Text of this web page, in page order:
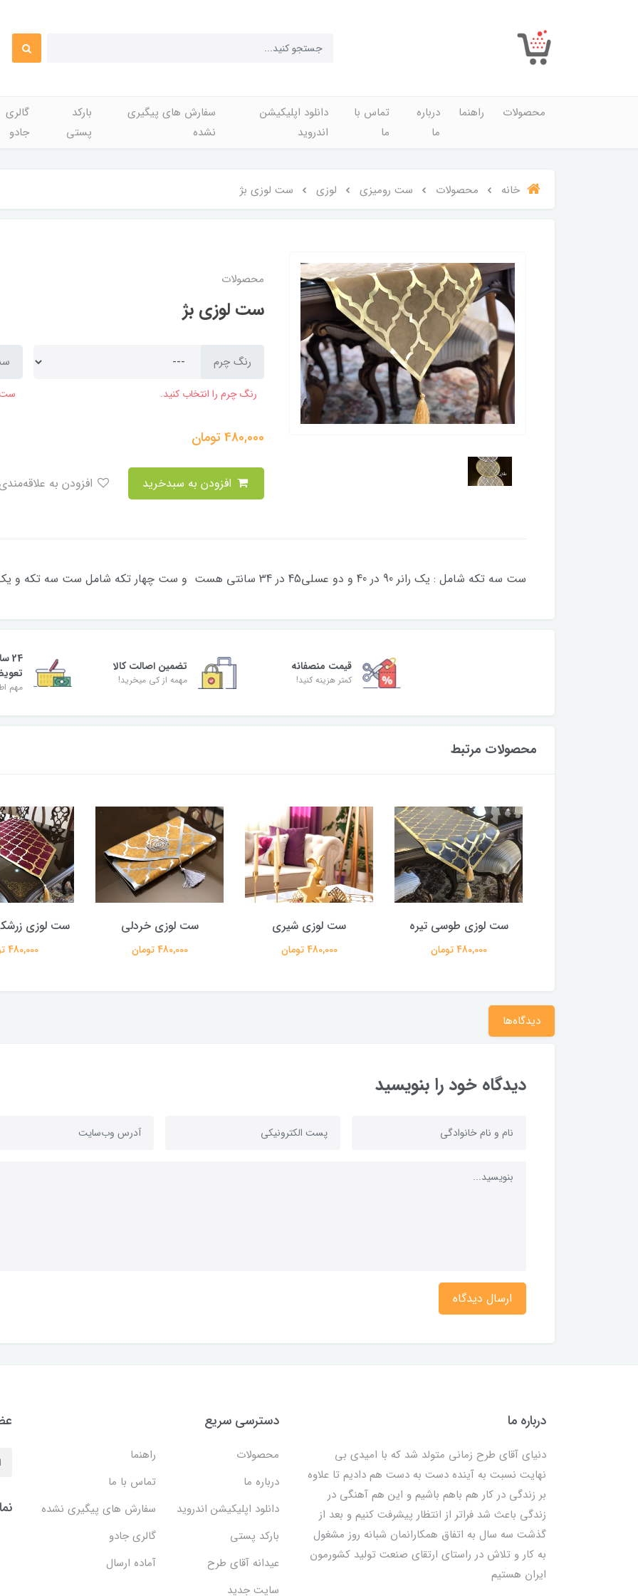
محصولات راهنما
درباره
ما
تماس با
ما
دانلود اپلیکیشن
اندروید
سفارش های پیگیری
نشده
بارکد
پستی
گالری
جادو
خانه محصولات ست رومیزی لوزی ست لوزی بژ
محصولات
ست لوزی بژ
رنگ چرم
رنگ چرم را انتخاب کنید. ست
480,000تومان
ست سه تکه شامل : یک رانر 90 در 40 و دو عسلی45 در 34 سانتی هست و ست چهار تکه شامل ست سه تکه و یک رانر 135 در 45 سانت میباشد .
قیمت منصفانه
کمتر هزینه کنید!
تضمین اصالت کالا
مهمه از کی میخرید!
مهم
محصولات مرتبط
ست لوزی طوسی تیره
480,000 تومان
ست لوزی شیری
480,000 تومان
ست لوزی خردلی
480,000 تومان
ست لوزی
480,000 تومان
دیدگاه‌ها
دیدگاه خود را بنویسید
ارسال دیدگاه
درباره ما
دنیای آقای طرح زمانی متولد شد که با امیدی بی
نهایت نسبت به آینده دست به دست هم دادیم تا علاوه
بر زندگی در کار هم باهم باشیم و این هم آهنگی در
زندگی باعث شد فراتر از انتظار پیشرفت کنیم و بعد از
گذشت سه سال به اتفاق همکارانمان شبانه روز مشغول
به کار و تلاش در راستای ارتقای صنعت تولید کشورمون
ایران هستیم
دسترسی سریع
محصولات
راهنما
درباره ما
تماس با ما
دانلود اپلیکیشن اندروید
سفارش های پیگیری نشده
بارکد پستی
گالری جادو
عیدانه آقای طرح
آماده ارسال
سایت جدید